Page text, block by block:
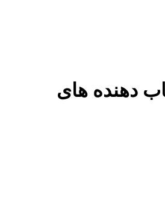
‌دهنده‌ های